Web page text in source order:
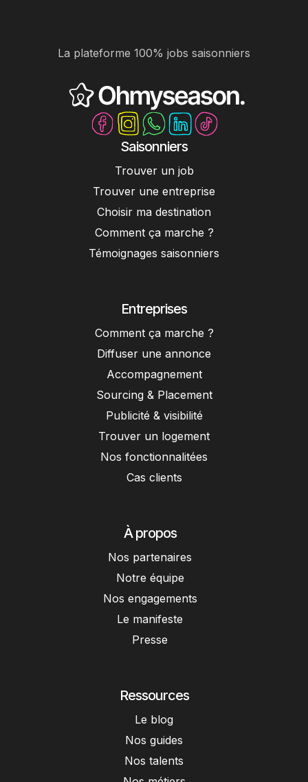
La plateforme 100% jobs saisonniers
Saisonniers
Trouver un job
Trouver une entreprise
Choisir ma destination
Comment ça marche ?
Témoignages saisonniers
Entreprises
Comment ça marche ?
Diffuser une annonce
Accompagnement
Sourcing & Placement
Publicité & visibilité
Trouver un logement
Nos fonctionnalitées
Cas clients
À propos
Nos partenaires
Notre équipe
Nos engagements
Le manifeste
Presse
Ressources
Le blog
Nos guides
Nos talents